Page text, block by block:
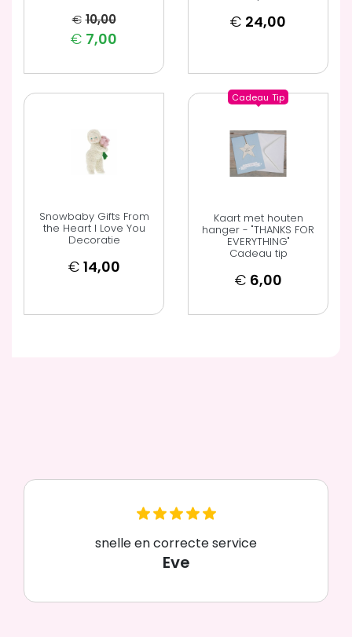
€ 10,00
€ 7,00
€ 24,00
Snowbaby Gifts From
the Heart I Love You
Decoratie
€ 14,00
Cadeau Tip
Kaart met houten
hanger - "THANKS FOR
EVERYTHING"
Cadeau tip
€ 6,00
snelle en correcte service
Eve